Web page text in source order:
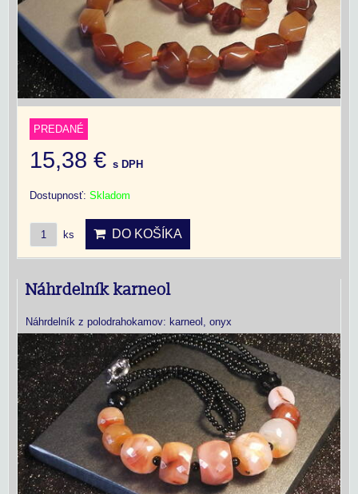
PREDANÉ
15,38 € s DPH
Dostupnosť: Skladom
ks DO KOŠÍKA
Náhrdelník karneol
Náhrdelník z polodrahokamov: karneol, onyx